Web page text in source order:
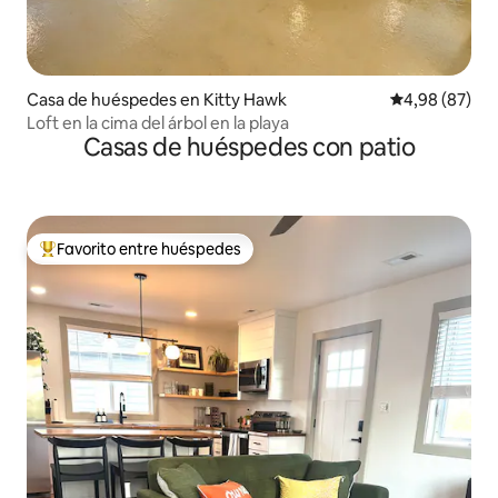
Casa de huéspedes en Kitty Hawk Calificación
4,98 (87)
Loft en la cima del árbol en la playa
Casas de huéspedes con patio
Favorito entre los huéspedes más destacados
Favorito entre huéspedes